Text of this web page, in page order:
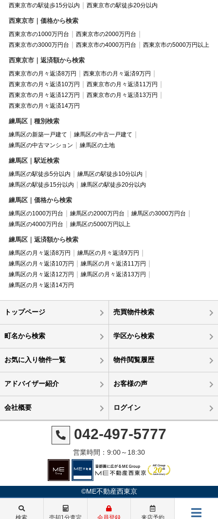
西東京市の駅徒歩15分以内
西東京市の駅徒歩20分以内
西東京市｜価格から検索
西東京市の1000万円台
西東京市の2000万円台
西東京市の3000万円台
西東京市の4000万円台 西東京市の5000万円以上
西東京市｜返済額から検索
西東京市の月々返済8万円
西東京市の月々返済9万円
西東京市の月々返済10万円
西東京市の月々返済11万円
西東京市の月々返済12万円
西東京市の月々返済13万円
西東京市の月々返済14万円
練馬区｜種別検索
練馬区の新築一戸建て
練馬区の中古一戸建て
練馬区の中古マンション
練馬区の土地
練馬区｜駅近検索
練馬区の駅徒歩5分以内
練馬区の駅徒歩10分以内
練馬区の駅徒歩15分以内
練馬区の駅徒歩20分以内
練馬区｜価格から検索
練馬区の1000万円台 練馬区の2000万円台
練馬区の3000万円台
練馬区の4000万円台
練馬区の5000万円以上
練馬区｜返済額から検索
練馬区の月々返済8万円
練馬区の月々返済9万円
練馬区の月々返済10万円
練馬区の月々返済11万円
練馬区の月々返済12万円
練馬区の月々返済13万円
練馬区の月々返済14万円
トップページ 売買物件検索
町名から検索 学区から検索
お気に入り物件一覧 物件閲覧履歴
アドバイザー紹介 お客様の声
会社概要 ログイン
042-497-5777
営業時間：9:00～18:30
©ME不動産西東京
検索 売却1分査定 会員登録 来店予約